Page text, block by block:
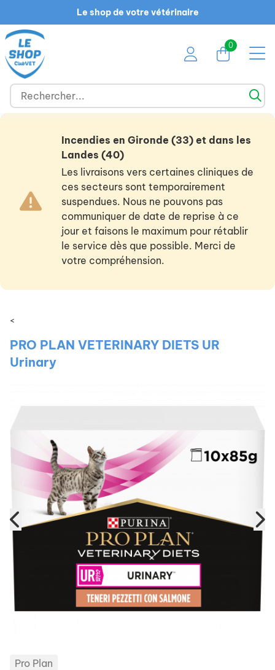
Le shop de votre vétérinaire
0
Incendies en Gironde (33) et dans les
Landes (40)
Les livraisons vers certaines cliniques de
ces secteurs sont temporairement
suspendues. Nous ne pouvons pas
communiquer de date de reprise à ce
jour et faisons le maximum pour rétablir
le service dès que possible. Merci de
votre compréhension.
<
PRO PLAN VETERINARY DIETS UR
Urinary
Pro Plan